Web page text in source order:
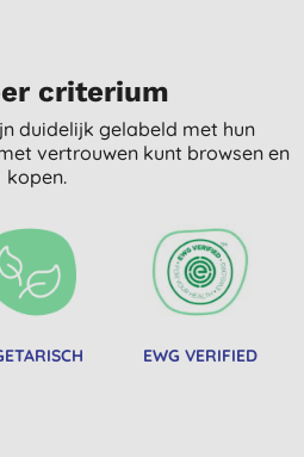
criterium
duidelijk gelabeld met hun
vertrouwen kunt browsen en
kopen.
EWG VERIFIED